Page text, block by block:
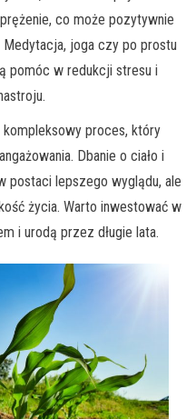
co może pozytywnie
Medytacja, joga czy po prostu
pomóc w redukcji stresu i
proces, który
Dbanie o ciało i
postaci lepszego wyglądu, ale
życia. Warto inwestować w
i urodą przez długie lata.